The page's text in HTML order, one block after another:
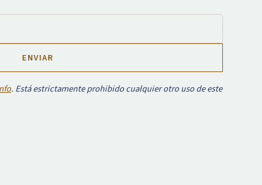
. Está estrictamente prohibido cualquier otro uso de este